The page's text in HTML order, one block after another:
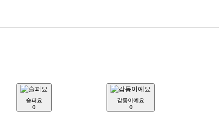
슬퍼요
0
감동이예요
0